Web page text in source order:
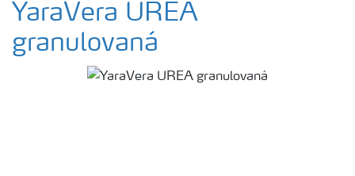
YaraVera UREA
granulovaná